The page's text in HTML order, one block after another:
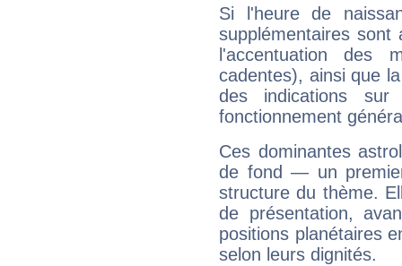
Si l'heure de
supplémentaires sont
l'accentuation des
cadentes), ainsi que
des indications sur
fonctionnement
Ces dominantes
de fond — un
structure du thème.
de présentation,
positions planétaires
selon leurs dignités.